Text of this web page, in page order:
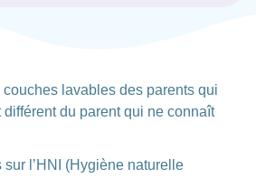
couches lavables des parents qui
différent du parent qui ne connaît
l’HNI (Hygiène naturelle